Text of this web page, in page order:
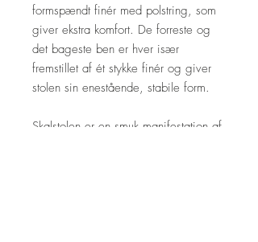
formspændt finér med polstring, som
giver ekstra komfort. De forreste og
det bageste ben er hver især
fremstillet af ét stykke finér og giver
stolen sin enestående, stabile form.
Skalstolen er en smuk manifestation af